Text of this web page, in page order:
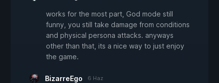
works for the most part, God mode still
funny, you still take damage from conditions
and physical persona attacks. anyways
other than that, its a nice way to just enjoy
the game.
BizarreEgo 6 Haz